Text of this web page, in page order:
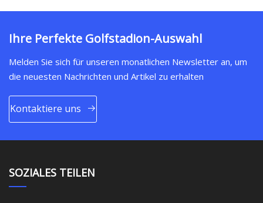
Ihre Perfekte Golfstadion-Auswahl
Melden Sie sich für unseren monatlichen Newsletter an, um
die neuesten Nachrichten und Artikel zu erhalten
Kontaktiere uns
SOZIALES TEILEN